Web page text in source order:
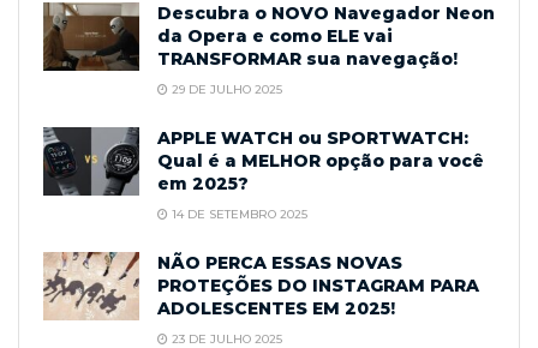
Descubra o NOVO Navegador Neon
da Opera e como ELE vai
TRANSFORMAR sua navegação!
29 DE JULHO 2025
APPLE WATCH ou SPORTWATCH:
Qual é a MELHOR opção para você
em 2025?
14 DE SETEMBRO 2025
NÃO PERCA ESSAS NOVAS
PROTEÇÕES DO INSTAGRAM PARA
ADOLESCENTES EM 2025!
23 DE JULHO 2025